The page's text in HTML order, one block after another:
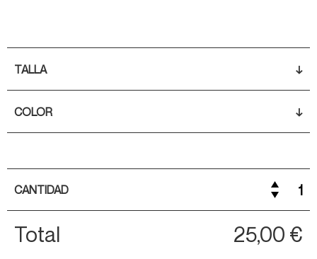
TALLA ↓
COLOR ↓
CANTIDAD
Total 25,00 €